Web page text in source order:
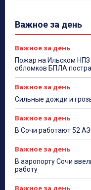
Важное за день
Важное за день
Пожар на Ильском
обломков БПЛА
Важное за день
Сильные дожди и
Важное за день
В Сочи работают 52
Важное за день
В аэропорту Сочи
работу